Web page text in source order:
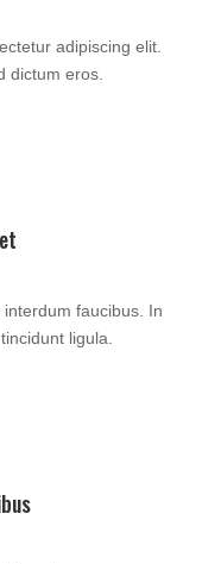
adipiscing elit.
dictum eros.
faucibus. In
ligula.